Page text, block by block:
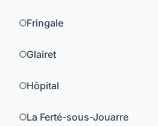
Fringale
Glairet
Hôpital
La Ferté-sous-Jouarre